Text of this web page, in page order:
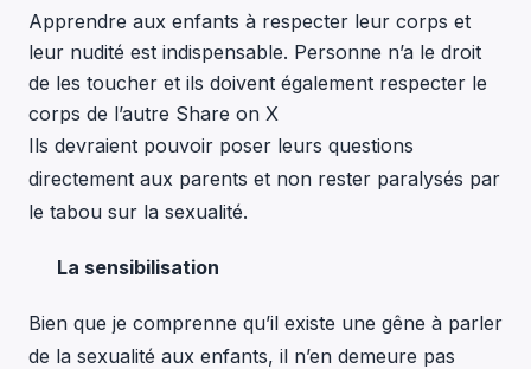
Apprendre aux enfants à respecter leur corps et
leur nudité est indispensable. Personne n’a le droit
de les toucher et ils doivent également respecter le
corps de l’autre Share on X
Ils devraient pouvoir poser leurs questions
directement aux parents et non rester paralysés par
le tabou sur la sexualité.
La sensibilisation
Bien que je comprenne qu’il existe une gêne à parler
de la sexualité aux enfants, il n’en demeure pas